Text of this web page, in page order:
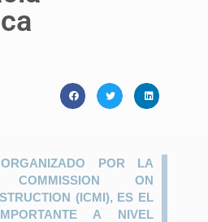
POR LA
COMMISSION ON
(ICMI), ES EL
A NIVEL